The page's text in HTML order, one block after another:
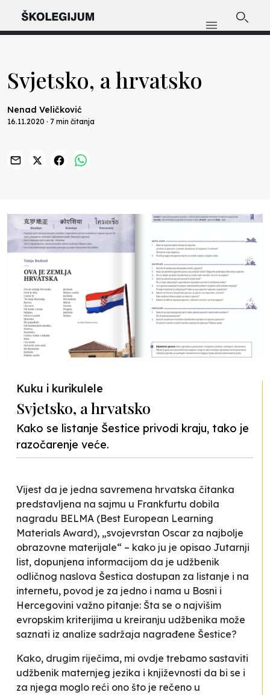
Svjetsko, a hrvatsko
Nenad Veličković
16.11.2020 · 7 min čitanja
Kuku i kurikulele
Svjetsko, a hrvatsko
Kako se listanje Šestice privodi kraju, tako je
razočarenje veće.
Vijest da je jedna savremena hrvatska čitanka
predstavljena na sajmu u Frankfurtu dobila
nagradu BELMA (Best European Learning
Materials Award), „svojevrstan Oscar za najbolje
obrazovne materijale“ – kako ju je opisao Jutarnji
list, dopunjena informacijom da je udžbenik
odličnog naslova Šestica dostupan za listanje i na
internetu, povod je za jedno i nama u Bosni i
Hercegovini važno pitanje: Šta se o najvišim
evropskim kriterijima u kreiranju udžbenika može
saznati iz analize sadržaja nagrađene Šestice?
Kako, drugim riječima, mi ovdje trebamo sastaviti
udžbenik maternjeg jezika i književnosti da bi se i
za njega moglo reći ono što je rečeno u